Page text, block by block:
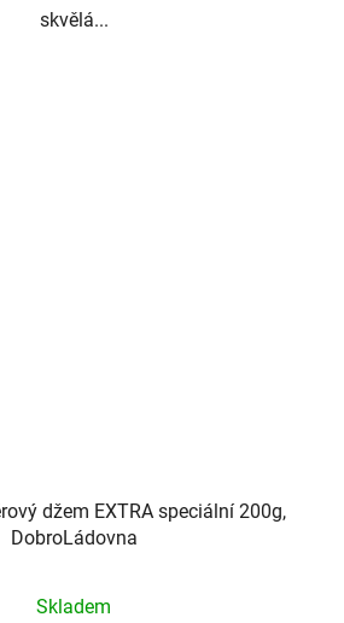
skvělá...
džem EXTRA speciální 200g,
DobroLádovna
Skladem